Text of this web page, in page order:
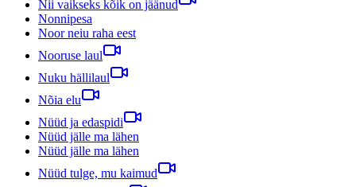
Nii vaikseks kõik on jäänud
Nonnipesa
Noor neiu raha eest
Nooruse laul
Nuku hällilaul
Nõia elu
Nüüd ja edaspidi
Nüüd jälle ma lähen
Nüüd jälle ma lähen
Nüüd tulge, mu kaimud